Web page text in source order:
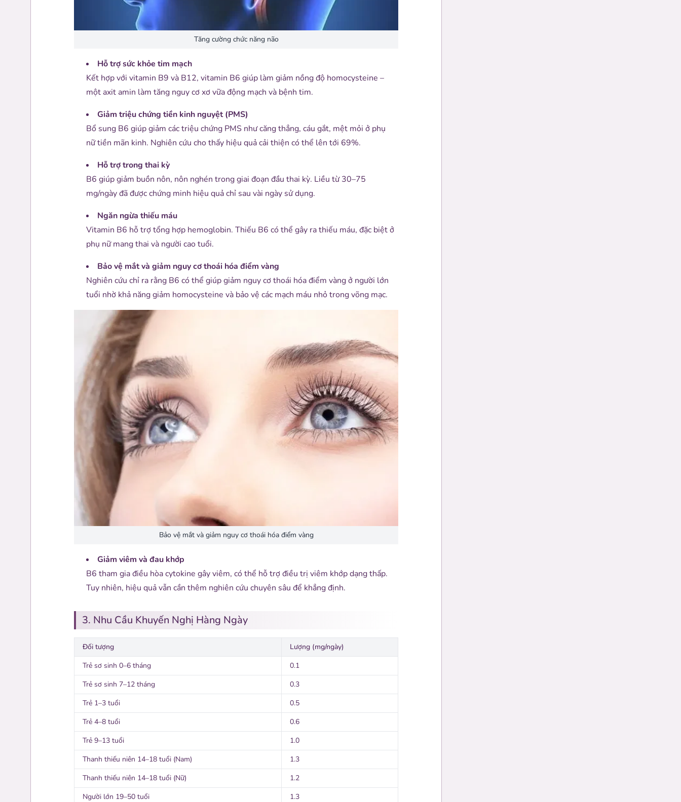
Tăng cường chức năng não
Hỗ trợ sức khỏe tim mạch
Kết hợp với vitamin B9 và B12, vitamin B6 giúp làm giảm nồng độ homocysteine –
một axit amin làm tăng nguy cơ xơ vữa động mạch và bệnh tim.
Giảm triệu chứng tiền kinh nguyệt (PMS)
Bổ sung B6 giúp giảm các triệu chứng PMS như căng thẳng, cáu gắt, mệt mỏi ở phụ
nữ tiền mãn kinh. Nghiên cứu cho thấy hiệu quả cải thiện có thể lên tới 69%.
Hỗ trợ trong thai kỳ
B6 giúp giảm buồn nôn, nôn nghén trong giai đoạn đầu thai kỳ. Liều từ 30–75
mg/ngày đã được chứng minh hiệu quả chỉ sau vài ngày sử dụng.
Ngăn ngừa thiếu máu
Vitamin B6 hỗ trợ tổng hợp hemoglobin. Thiếu B6 có thể gây ra thiếu máu, đặc biệt ở
phụ nữ mang thai và người cao tuổi.
Bảo vệ mắt và giảm nguy cơ thoái hóa điểm vàng
Nghiên cứu chỉ ra rằng B6 có thể giúp giảm nguy cơ thoái hóa điểm vàng ở người lớn
tuổi nhờ khả năng giảm homocysteine và bảo vệ các mạch máu nhỏ trong võng mạc.
Bảo vệ mắt và giảm nguy cơ thoái hóa điểm vàng
Giảm viêm và đau khớp
B6 tham gia điều hòa cytokine gây viêm, có thể hỗ trợ điều trị viêm khớp dạng thấp.
Tuy nhiên, hiệu quả vẫn cần thêm nghiên cứu chuyên sâu để khẳng định.
3. Nhu Cầu Khuyến Nghị Hàng Ngày
Đối tượng
Lượng (mg/ngày)
Trẻ sơ sinh 0–6 tháng
0.1
Trẻ sơ sinh 7–12 tháng
0.3
Trẻ 1–3 tuổi
0.5
Trẻ 4–8 tuổi
0.6
Trẻ 9–13 tuổi
1.0
Thanh thiếu niên 14–18 tuổi (Nam)
1.3
Thanh thiếu niên 14–18 tuổi (Nữ)
1.2
Người lớn 19–50 tuổi
1.3